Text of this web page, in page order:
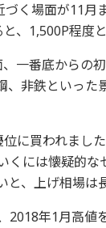
く場面が11月
、1,500P程度と
一番底からの
、非鉄といった
に買われまし
には懐疑的な
、上げ相場は
2018年1月高値